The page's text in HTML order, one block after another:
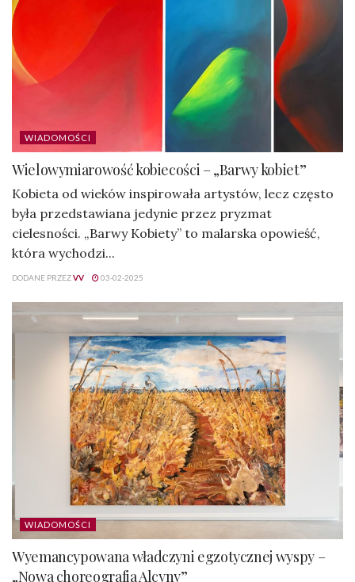
WIADOMOŚCI
Wielowymiarowość kobiecości – „Barwy kobiet”
Kobieta od wieków inspirowała artystów, lecz często
była przedstawiana jedynie przez pryzmat
cielesności. „Barwy Kobiety” to malarska opowieść,
która wychodzi...
DODANE PRZEZVV 03-02-2025
WIADOMOŚCI
Wyemancypowana władczyni egzotycznej wyspy –
„Nowa choreografia Alcyny”